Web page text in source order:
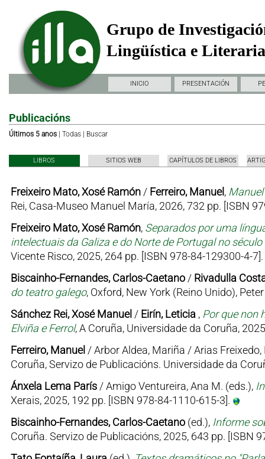
Grupo de
Lingüística e
INICIO PRESENTACIÓN
Publicacións
Últimos 5 anos| Todas| Buscar
LIBROS SITIOS WEB CAPÍTULOS DE LIBROS
Freixeiro Mato, Xosé Ramón/ Ferreiro, Manuel,
Rei, Casa-Museo Manuel María, 2026, 732 pp. [ISBN
Freixeiro Mato, Xosé Ramón, Separados por uma
intelectuais da Galiza e do Norte de Portugal no
Vicente Risco, 2025, 264 pp. [ISBN 978-84-129300-4-7].
Biscainho-Fernandes, Carlos-Caetano/ Rivadulla
do teatro galego, Oxford, New York (Reino Unido),
Sánchez Rei, Xosé Manuel / Eirín, Leticia , Por que non
Elviña e Ferrol, A Coruña, Universidade da Coruña,
Ferreiro, Manuel / Arbor Aldea, Mariña / Arias
Coruña, Servizo de Publicacións. Universidade da
Ánxela Lema París/ Amigo Ventureira, Ana M. (eds.),
Xerais, 2025, 192 pp. [ISBN 978-84-1110-615-3].
Biscainho-Fernandes, Carlos-Caetano(ed.), Informe
Coruña. Servizo de Publicacións, 2025, 643 pp.